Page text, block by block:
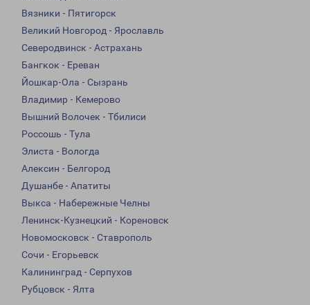
Вязники - Пятигорск
Великий Новгород - Ярославль
Северодвинск - Астрахань
Бангкок - Ереван
Йошкар-Ола - Сызрань
Владимир - Кемерово
Вышний Волочек - Тбилиси
Россошь - Тула
Элиста - Вологда
Алексин - Белгород
Душанбе - Апатиты
Выкса - Набережные Челны
Ленинск-Кузнецкий - Кореновск
Новомосковск - Ставрополь
Сочи - Егорьевск
Калининград - Серпухов
Рубцовск - Ялта